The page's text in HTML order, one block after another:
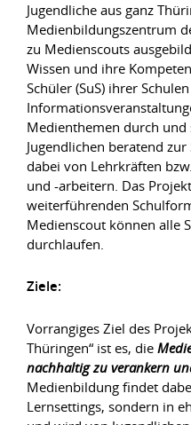
Jugendliche aus ganz
Medienbildungszentrum
zu Medienscouts
Wissen und ihre
Schüler (SuS) ihrer
Medienthemen durch
Jugendlichen beratend
dabei von Lehrkräften
und -arbeitern. Das
weiterführenden
Medienscout können alle
durchlaufen.
Ziele:
Vorrangiges Ziel des
Thüringen“ ist es, die
nachhaltig zu verankern
Medienbildung findet
Lernsettings, sondern in